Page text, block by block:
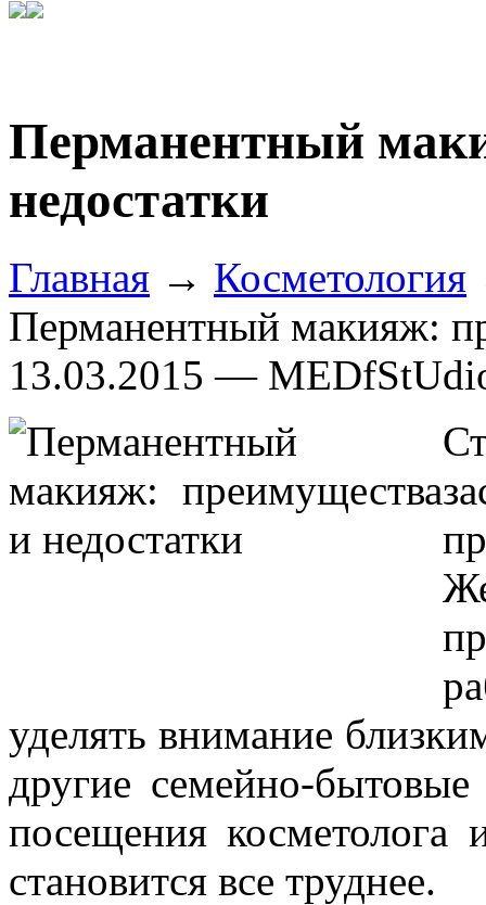
Перманентный
недостатки
Главная → Косметология
Перманентный макияж:
13.03.2015 —
уделять внимание
другие семейно-
посещения
становится все труднее.